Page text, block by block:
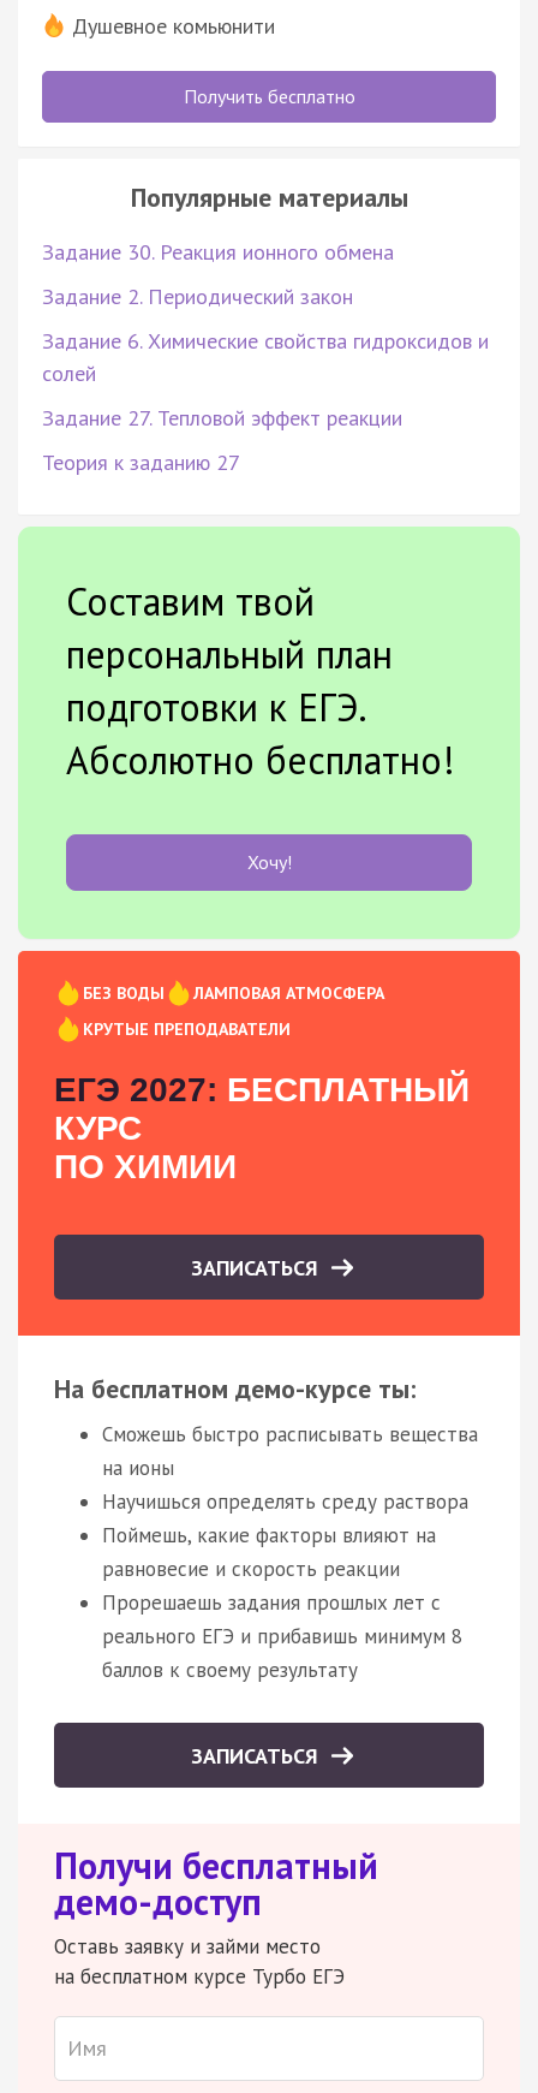
Душевное комьюнити
Получить бесплатно
Популярные материалы
Задание 30. Реакция ионного обмена
Задание 2. Периодический закон
Задание 6. Химические свойства гидроксидов и
солей
Задание 27. Тепловой эффект реакции
Теория к заданию 27
Составим твой
персональный план
подготовки к ЕГЭ.
Абсолютно бесплатно!
Хочу!
БЕЗ ВОДЫ
ЛАМПОВАЯ АТМОСФЕРА
КРУТЫЕ ПРЕПОДАВАТЕЛИ
ЕГЭ 2027: БЕСПЛАТНЫЙ
КУРС
ПО ХИМИИ
ЗАПИСАТЬСЯ
На бесплатном демо-курсе ты:
Сможешь быстро расписывать вещества
на ионы
Научишься определять среду раствора
Поймешь, какие факторы влияют на
равновесие и скорость реакции
Прорешаешь задания прошлых лет с
реального ЕГЭ и прибавишь минимум 8
баллов к своему результату
ЗАПИСАТЬСЯ
Получи бесплатный
демо-доступ
Оставь заявку и займи место
на бесплатном курсе Турбо ЕГЭ